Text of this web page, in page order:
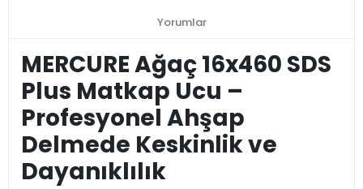
Yorumlar
MERCURE Ağaç 16x460 SDS
Plus Matkap Ucu –
Profesyonel Ahşap
Delmede Keskinlik ve
Dayanıklılık